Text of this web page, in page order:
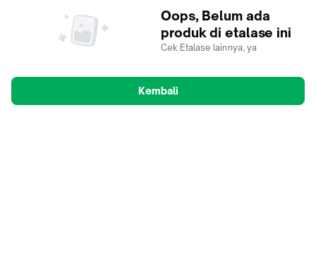
Oops, Belum ada
produk di etalase ini
Cek Etalase lainnya, ya
Kembali